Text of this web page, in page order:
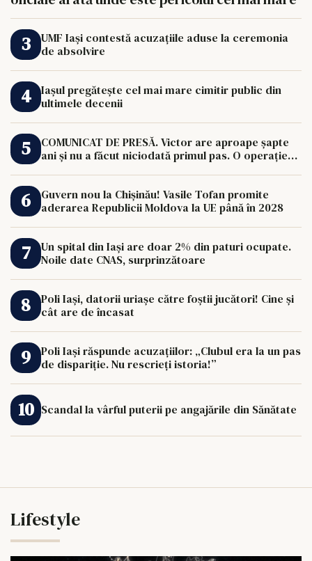
UMF Iași contestă acuzațiile aduse la ceremonia
de absolvire
Iașul pregătește cel mai mare cimitir public din
ultimele decenii
COMUNICAT DE PRESĂ. Victor are aproape șapte
ani și nu a făcut niciodată primul pas. O operație
Guvern nou la Chișinău! Vasile Tofan promite
aderarea Republicii Moldova la UE până în 2028
Un spital din Iași are doar 2% din paturi ocupate.
Noile date CNAS, surprinzătoare
Poli Iași, datorii uriașe către foștii jucători! Cine și
cât are de încasat
Poli Iași răspunde acuzațiilor: „Clubul era la un pas
de dispariție. Nu rescrieți istoria!”
Scandal la vârful puterii pe angajările din Sănătate
Lifestyle